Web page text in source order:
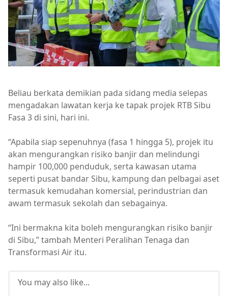
Beliau berkata demikian pada sidang media selepas
mengadakan lawatan kerja ke tapak projek RTB Sibu
Fasa 3 di sini, hari ini.
“Apabila siap sepenuhnya (fasa 1 hingga 5), projek itu
akan mengurangkan risiko banjir dan melindungi
hampir 100,000 penduduk, serta kawasan utama
seperti pusat bandar Sibu, kampung dan pelbagai aset
termasuk kemudahan komersial, perindustrian dan
awam termasuk sekolah dan sebagainya.
“Ini bermakna kita boleh mengurangkan risiko banjir
di Sibu,” tambah Menteri Peralihan Tenaga dan
Transformasi Air itu.
You may also like...